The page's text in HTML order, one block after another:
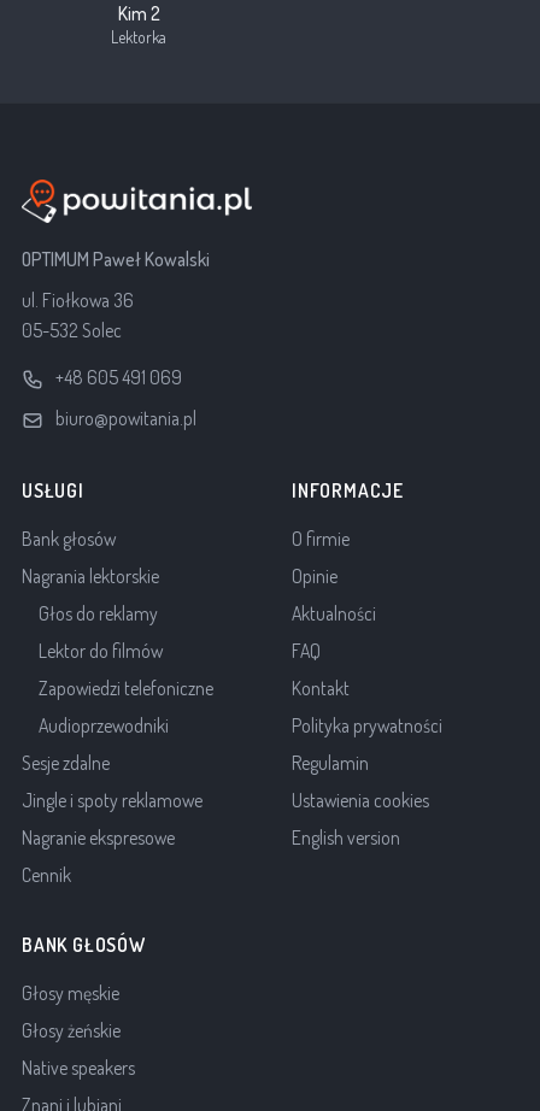
Kim 2
Lektorka
OPTIMUM Paweł Kowalski
ul. Fiołkowa 36
05-532 Solec
+48 605 491 069
biuro@powitania.pl
USŁUGI
Bank głosów
Nagrania lektorskie
Głos do reklamy
Lektor do filmów
Zapowiedzi telefoniczne
Audioprzewodniki
Sesje zdalne
Jingle i spoty reklamowe
Nagranie ekspresowe
Cennik
INFORMACJE
O firmie
Opinie
Aktualności
FAQ
Kontakt
Polityka prywatności
Regulamin
Ustawienia cookies
English version
BANK GŁOSÓW
Głosy męskie
Głosy żeńskie
Native speakers
Znani i lubiani